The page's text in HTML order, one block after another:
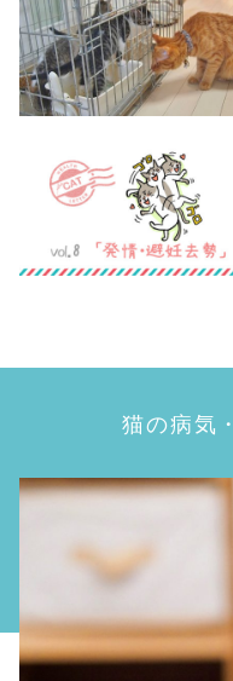
猫の病気